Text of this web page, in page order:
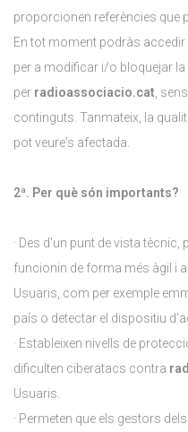
proporcionen referències que
En tot moment podràs
per a modificar i/o bloquejar la
per radioassociacio.cat ,
continguts. Tanmateix, la
pot veure's afectada.
2ª. Per què són importants?
· Des d'un punt de vista
funcionin de forma més àgil i
Usuaris, com per exemple
país o detectar el dispositiu
· Estableixen nivells de
dificulten ciberatacs contra
Usuaris.
· Permeten que els gestors